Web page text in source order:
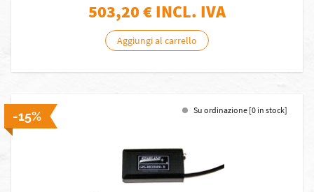
503,20€ INCL. IVA
Aggiungi al carrello
-15% Su ordinazione [0 in stock]